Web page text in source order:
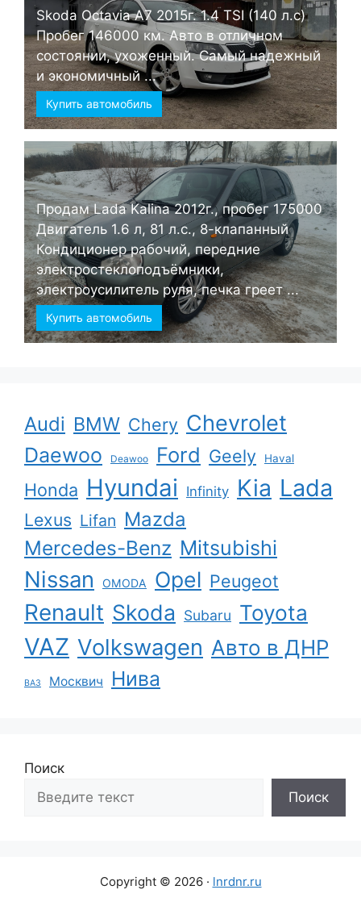
Skoda Octavia А7 2015г. 1.4 TSI (140 л.с)
Пробег 146000 км. Авто в отличном
состоянии, ухоженный. Самый надежный
и экономичный ...
Купить автомобиль
Продам Lada Kalina 2012г., пробег 175000
Двигатель 1.6 л, 81 л.с., 8-клапанный
Кондиционер рабочий, передние
электростеклоподъёмники,
электроусилитель руля, печка греет ...
Купить автомобиль
Audi BMW Chery Chevrolet
Daewoo Deawoo Ford Geely Haval
Honda Hyundai Infinity Kia Lada
Lexus Lifan Mazda
Mercedes-Benz Mitsubishi
Nissan OMODA Opel Peugeot
Renault Skoda Subaru Toyota
VAZ Volkswagen Авто в ДНР
ВАЗ Москвич Нива
Поиск
Поиск
Copyright © 2026 · lnrdnr.ru